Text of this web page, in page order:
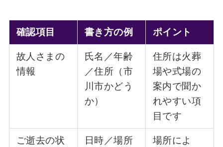
確認項目 書き方の例 ポイント
故人さまの
情報
氏名／年齢
／住所（市
川市かどう
か）
住所は火葬
場や式場の
案内で聞か
れやすい項
目です
ご逝去の状
日時／場所
場所によ